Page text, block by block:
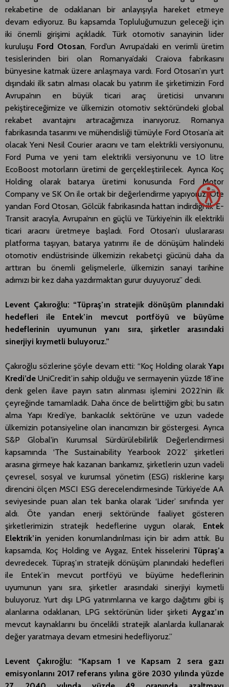
rekabetine de odaklanan bir anlayışıyla hareket etmeye
devam ediyoruz. Bu kapsamda Topluluğumuzun geleceği için
iki önemli girişimi açıkladık. Türk otomotiv sanayinin lider
kuruluşu Ford Otosan, Ford’un Avrupa’daki en verimli üretim
tesislerinden biri olan Romanya’daki Craiova fabrikasını
bünyesine katmak üzere anlaşmaya vardı. Ford Otosan’ın yurt
dışındaki ilk satın alması olacak bu yatırım ile şirketimizin Ford
Avrupa’nın en büyük ticari araç üreticisi unvanını
pekiştireceğimize ve ülkemizin otomotiv sektöründeki global
rekabet avantajını artıracağımıza inanıyoruz. Romanya
fabrikasında tasarımı ve mühendisliği tümüyle Ford Otosan’a ait
olacak Yeni Nesil Courier aracını ve tam elektrikli versiyonunu,
Ford Puma ve yeni tam elektrikli versiyonunu ve 1.0 litre
EcoBoost motorların üretimi de gerçekleştirilecek. Ayrıca Koç
Holding olarak batarya üretimi konusunda Ford Motor
Company ve SK On ile ortak bir değerlendirme yapıyoruz. Öte
yandan Ford Otosan, Gölcük fabrikasında hattan indirdiği ilk E-
Transit aracıyla, Avrupa’nın en güçlü ve Türkiye’nin ilk elektrikli
ticari aracını üretmeye başladı. Ford Otosan’ı uluslararası
platforma taşıyan, batarya yatırımı ile de dönüşüm halindeki
otomotiv endüstrisinde ülkemizin rekabetçi gücünü daha da
arttıran bu önemli gelişmelerle, ülkemizin sanayi tarihine
adımızı bir kez daha yazdırmaktan gurur duyuyoruz” dedi.
Levent Çakıroğlu: “Tüpraş’ın stratejik dönüşüm planındaki
hedefleri ile Entek’in mevcut portföyü ve büyüme
hedeflerinin uyumunun yanı sıra, şirketler arasındaki
sinerjiyi kıymetli buluyoruz.”
Çakıroğlu sözlerine şöyle devam etti: “Koç Holding olarak Yapı
Kredi’de UniCredit’in sahip olduğu ve sermayenin yüzde 18’ine
denk gelen ilave payın satın alınması işlemini 2022’nin ilk
çeyreğinde tamamladık. Daha önce de belirttiğim gibi; bu satın
alma Yapı Kredi’ye, bankacılık sektörüne ve uzun vadede
ülkemizin potansiyeline olan inancımızın bir göstergesi. Ayrıca
S&P Global'in Kurumsal Sürdürülebilirlik Değerlendirmesi
kapsamında ‘The Sustainability Yearbook 2022’ şirketleri
arasına girmeye hak kazanan bankamız, şirketlerin uzun vadeli
çevresel, sosyal ve kurumsal yönetim (ESG) risklerine karşı
direncini ölçen MSCI ESG derecelendirmesinde Türkiye’de AA
seviyesinde puan alan tek banka olarak ‘Lider’ sınıfında yer
aldı. Öte yandan enerji sektöründe faaliyet gösteren
şirketlerimizin stratejik hedeflerine uygun olarak, Entek
Elektrik’in yeniden konumlandırılması için bir adım attık. Bu
kapsamda, Koç Holding ve Aygaz, Entek hisselerini Tüpraş’a
devredecek. Tüpraş’ın stratejik dönüşüm planındaki hedefleri
ile Entek’in mevcut portföyü ve büyüme hedeflerinin
uyumunun yanı sıra, şirketler arasındaki sinerjiyi kıymetli
buluyoruz. Yurt dışı LPG yatırımlarına ve kargo dağıtımı gibi iş
alanlarına odaklanan, LPG sektörünün lider şirketi Aygaz’ın
mevcut kaynaklarını bu öncelikli stratejik alanlarda kullanarak
değer yaratmaya devam etmesini hedefliyoruz.”
Levent Çakıroğlu: “Kapsam 1 ve Kapsam 2 sera gazı
emisyonlarını 2017 referans yılına göre 2030 yılında yüzde